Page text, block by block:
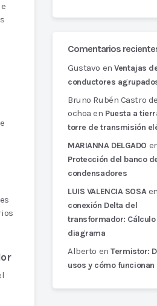
Comentarios
Gustavo enVentajas
conductores
Bruno Rubén Castro
ochoa en Puesta a
torre de transmisión
MARIANNA DELGADO
Protección del banco
condensadores
LUIS VALENCIA SOSA
conexión Delta del
transformador: Cálculo
diagrama
Alberto enTermistor:
usos y cómo funcionan